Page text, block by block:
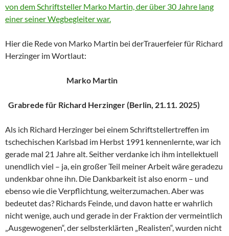
von dem Schriftsteller Marko Martin, der über 30 Jahre lang
einer seiner Wegbegleiter war.
Hier die Rede von Marko Martin bei derTrauerfeier für Richard
Herzinger im Wortlaut:
Marko Martin
Grabrede für Richard Herzinger (Berlin, 21.11. 2025)
Als ich Richard Herzinger bei einem Schriftstellertreffen im
tschechischen Karlsbad im Herbst 1991 kennenlernte, war ich
gerade mal 21 Jahre alt. Seither verdanke ich ihm intellektuell
unendlich viel – ja, ein großer Teil meiner Arbeit wäre geradezu
undenkbar ohne ihn. Die Dankbarkeit ist also enorm – und
ebenso wie die Verpflichtung, weiterzumachen. Aber was
bedeutet das? Richards Feinde, und davon hatte er wahrlich
nicht wenige, auch und gerade in der Fraktion der vermeintlich
„Ausgewogenen“, der selbsterklärten „Realisten“, wurden nicht